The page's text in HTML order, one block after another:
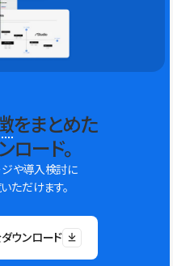
をまとめた
ロード。
や導入検討に
ただけます。
ウンロード